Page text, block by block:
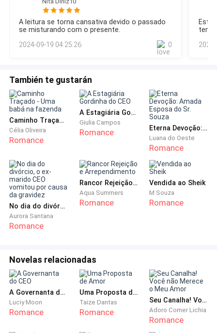
Não quero erguer a cabeça para procurar a voz que se
torna "nova" à minha audição, e não preciso de fato
fazer isso.
longe possível.
— Não sei se é uma boa ideia, Logan.
— Não tem essa de ser ou não boa ideia. Ela precisa
voltar para casa. Eu a levo.
É tão fácil dizer, não é?
É tão simples para o filho da puta falar que devo
retornar para a minha m*****a casa quando sei que
nunca mais vou ouvir a risada de Carter ecoando
pelos corredores dela.
Nunca mais vai ter nós dois.
Nunca mais serei inteira.
Não serei mais... eu.
cômodo. — Bom dia pra você também, Kalid. E sim. São da
primeira missão. Sem muita empolgação, voltou a despejar
a água fervendo no coador, e eu me aproximei, mais
ousada do que deveria. — Você foi incrível, Logan. A
quantidade de fuzileiros que conseguiu tirar de lá… A form
A leitura se torna cansativa devido o passado
se misturando com o presente.
2024-09-19 04:25:26
0
tem
También te gustarán
Caminho Traçado - Uma babá na fazenda
Célia Oliveira
Romance
A Estagiária Gordinha do CEO
Giulia Campos
Romance Eterna Devoção: Amada Esposa do Sr. Souza
Luana do Oeste
Romance
No dia do divórcio, o ex-marido CEO vomitou por causa da gravidez
Aurora Santana
Romance
Rancor Rejeição e Arrependimento
Aqua Summers
Romance
Vendida ao Sheik
M Souza
Romance
Novelas relacionadas
A Governanta do CEO
Luciy Moon
Romance
Uma Proposta de Amor
Taize Dantas
Romance
Seu Canalha! Você não Merece o Meu Amor
Adoro Comer Lichia
Romance